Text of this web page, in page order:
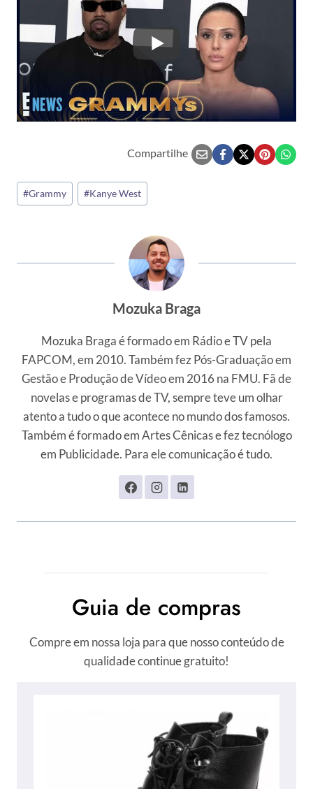
Compartilhe
Tags
do
#Grammy #Kanye West
Mozuka Braga
Mozuka Braga é formado em Rádio e TV pela
FAPCOM, em 2010. Também fez Pós-Graduação em
Gestão e Produção de Vídeo em 2016 na FMU. Fã de
novelas e programas de TV, sempre teve um olhar
atento a tudo o que acontece no mundo dos famosos.
Também é formado em Artes Cênicas e fez tecnólogo
em Publicidade. Para ele comunicação é tudo.
Guia de compras
Compre em nossa loja para que nosso conteúdo de
qualidade continue gratuito!